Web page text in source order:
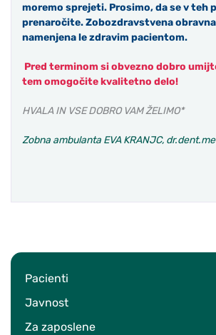
Pacienti
Javnost
Za zaposlene
moremo sprejeti. Prosimo, da se v teh
prenaročite. Zobozdravstvena
namenjena le zdravim pacientom.
Pred terminom si obvezno dobro
tem omogočite kvalitetno delo!
HVALA IN VSE DOBRO VAM ŽELIMO*
Zobna ambulanta EVA KRANJC,